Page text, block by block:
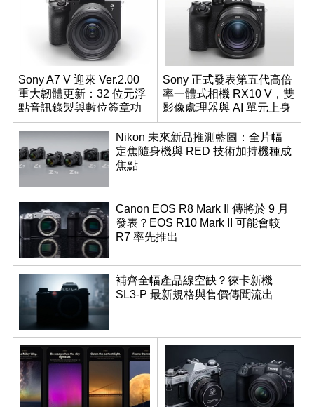
Sony A7 V 迎來 Ver.2.00
重大韌體更新：32 位元浮
點音訊錄製與數位簽章功
能登場
Sony 正式發表第五代高倍
率一體式相機 RX10 V，雙
影像處理器與 AI 單元上身
Nikon 未來新品推測藍圖：全片幅
定焦隨身機與 RED 技術加持機種成
焦點
Canon EOS R8 Mark II 傳將於 9 月
發表？EOS R10 Mark II 可能會較
R7 率先推出
補齊全幅產品線空缺？徠卡新機
SL3-P 最新規格與售價傳聞流出